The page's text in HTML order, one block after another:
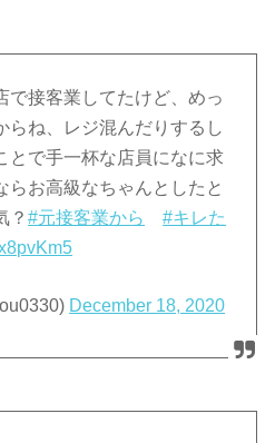
で接客業してたけど、めっ
らね、レジ混んだりするし
とで手一杯な店員になに求
らお高級なちゃんとしたと
？#元接客業から
#キレた
December 18, 2020